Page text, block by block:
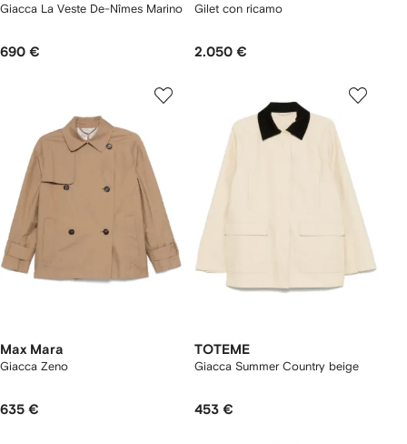
Giacca La Veste De-Nîmes Marino
690 €
Gilet con ricamo
2.050 €
Max Mara
Giacca Zeno
635 €
TOTEME
Giacca Summer Country beige
453 €